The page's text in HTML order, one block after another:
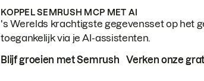
KOPPEL SEMRUSH MCP MET AI
's Werelds krachtigste gegevensset op het
toegankelijk via je AI-assistenten.
Blijf groeien met Semrush Verken onze